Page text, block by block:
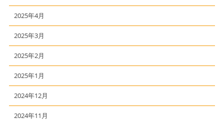
2025年4月
2025年3月
2025年2月
2025年1月
2024年12月
2024年11月